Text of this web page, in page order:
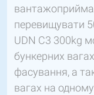
перевищувати
UDN C3 300kg
бункерних
фасування, а
вагах на